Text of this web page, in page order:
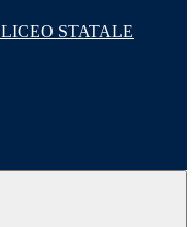
LICEO STATALE